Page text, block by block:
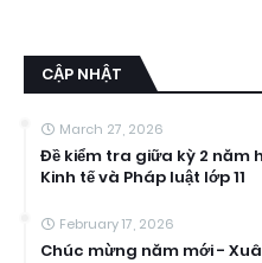
CẬP NHẬT
March 27, 2026
Đề kiểm tra giữa kỳ 2 năm
Kinh tế và Pháp luật lớp 11
February 17, 2026
Chúc mừng năm mới -